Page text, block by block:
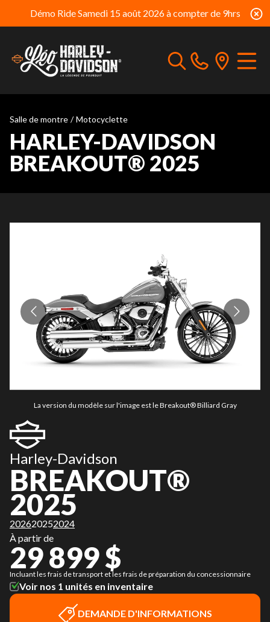
Démo Ride Samedi 15 août 2026 à compter de 9hrs
Salle de montre / Motocyclette
HARLEY-DAVIDSON
BREAKOUT® 2025
La version du modèle sur l'image est le Breakout® Billiard Gray
Harley-Davidson
BREAKOUT®
2025
202620252024
À partir de
29 899 $
Incluant les frais de transport et les frais de préparation du concessionnaire
Voir nos 1 unités en inventaire
DEMANDE D'INFORMATIONS